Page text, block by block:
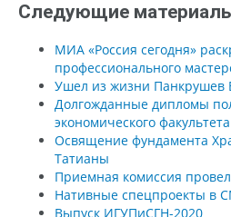
Следующие
МИА «Россия сегодня»
профессионального
Ушел из жизни Панкрушев
Долгожданные дипломы
экономического факультета
Освящение фундамента
Татианы
Приемная комиссия
Нативные спецпроекты в
Выпуск ИГУПиСГН-2020